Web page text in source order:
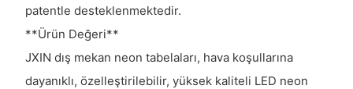
patentle desteklenmektedir.
**Ürün Değeri**
JXIN dış mekan neon tabelaları, hava koşullarına
dayanıklı, özelleştirilebilir, yüksek kaliteli LED neon